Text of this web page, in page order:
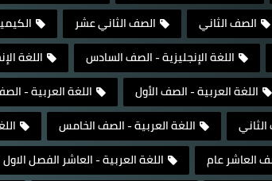
الصف الثاني الصف الثاني عشر
اللغة الإنجليزية - الصف السادس
اللغة
اللغة العربية - الصف الأول
اللغة العربية -
اللغة العربية - الصف الخامس
العاشر عام اللغة العربية - العاشر الفصل الاول